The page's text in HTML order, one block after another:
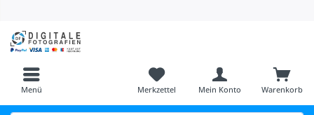
Menü Warenkorb
Merkzettel Mein Konto